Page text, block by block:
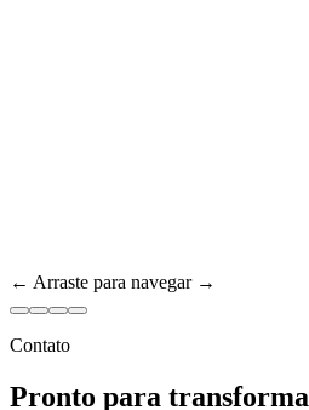
← Arraste para navegar →
Contato
Pronto para